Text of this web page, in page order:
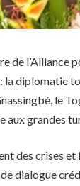
de l’Alliance
diplomatie
le
aux grandes
des crises
dialogue